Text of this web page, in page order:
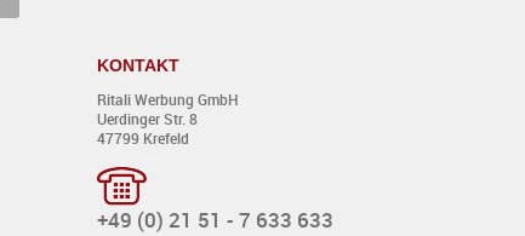
KONTAKT
Ritali Werbung GmbH
Uerdinger Str. 8
47799 Krefeld
+49 (0) 21 51 - 7 633 633